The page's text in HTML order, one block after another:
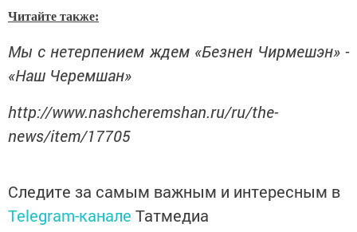
Читайте также:
Мы с нетерпением ждем «Безнен Чирмешэн» -
«Наш Черемшан»
http://www.nashcheremshan.ru/ru/the-
news/item/17705
Следите за самым важным и интересным в
Telegram-канале Татмедиа